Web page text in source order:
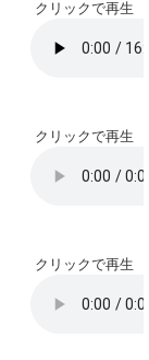
クリックで再生
クリックで再生
クリックで再生